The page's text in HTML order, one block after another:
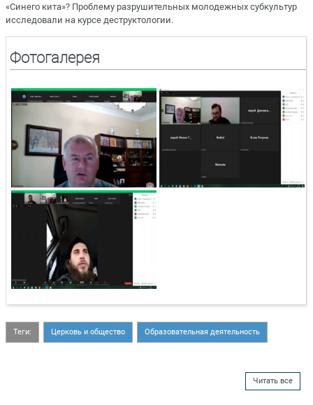
«Синего кита»? Проблему разрушительных молодежных субкультур
исследовали на курсе деструктологии.
Фотогалерея
Теги: Церковь и общество Образовательная деятельность
Читать все